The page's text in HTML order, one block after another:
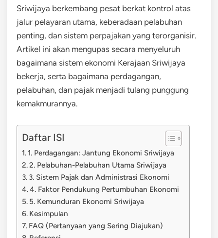
Sriwijaya berkembang pesat berkat kontrol atas
jalur pelayaran utama, keberadaan pelabuhan
penting, dan sistem perpajakan yang terorganisir.
Artikel ini akan mengupas secara menyeluruh
bagaimana sistem ekonomi Kerajaan Sriwijaya
bekerja, serta bagaimana perdagangan,
pelabuhan, dan pajak menjadi tulang punggung
kemakmurannya.
Daftar ISI
1. Perdagangan: Jantung Ekonomi Sriwijaya
2. Pelabuhan-Pelabuhan Utama Sriwijaya
3. Sistem Pajak dan Administrasi Ekonomi
4. Faktor Pendukung Pertumbuhan Ekonomi
5. Kemunduran Ekonomi Sriwijaya
Kesimpulan
FAQ (Pertanyaan yang Sering Diajukan)